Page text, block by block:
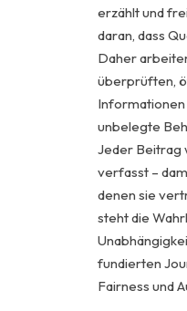
erzählt und
daran, dass
Daher
überprüften,
unbelegte
Jeder Beitrag
verfasst –
denen sie
steht die
fundierten
Fairness und